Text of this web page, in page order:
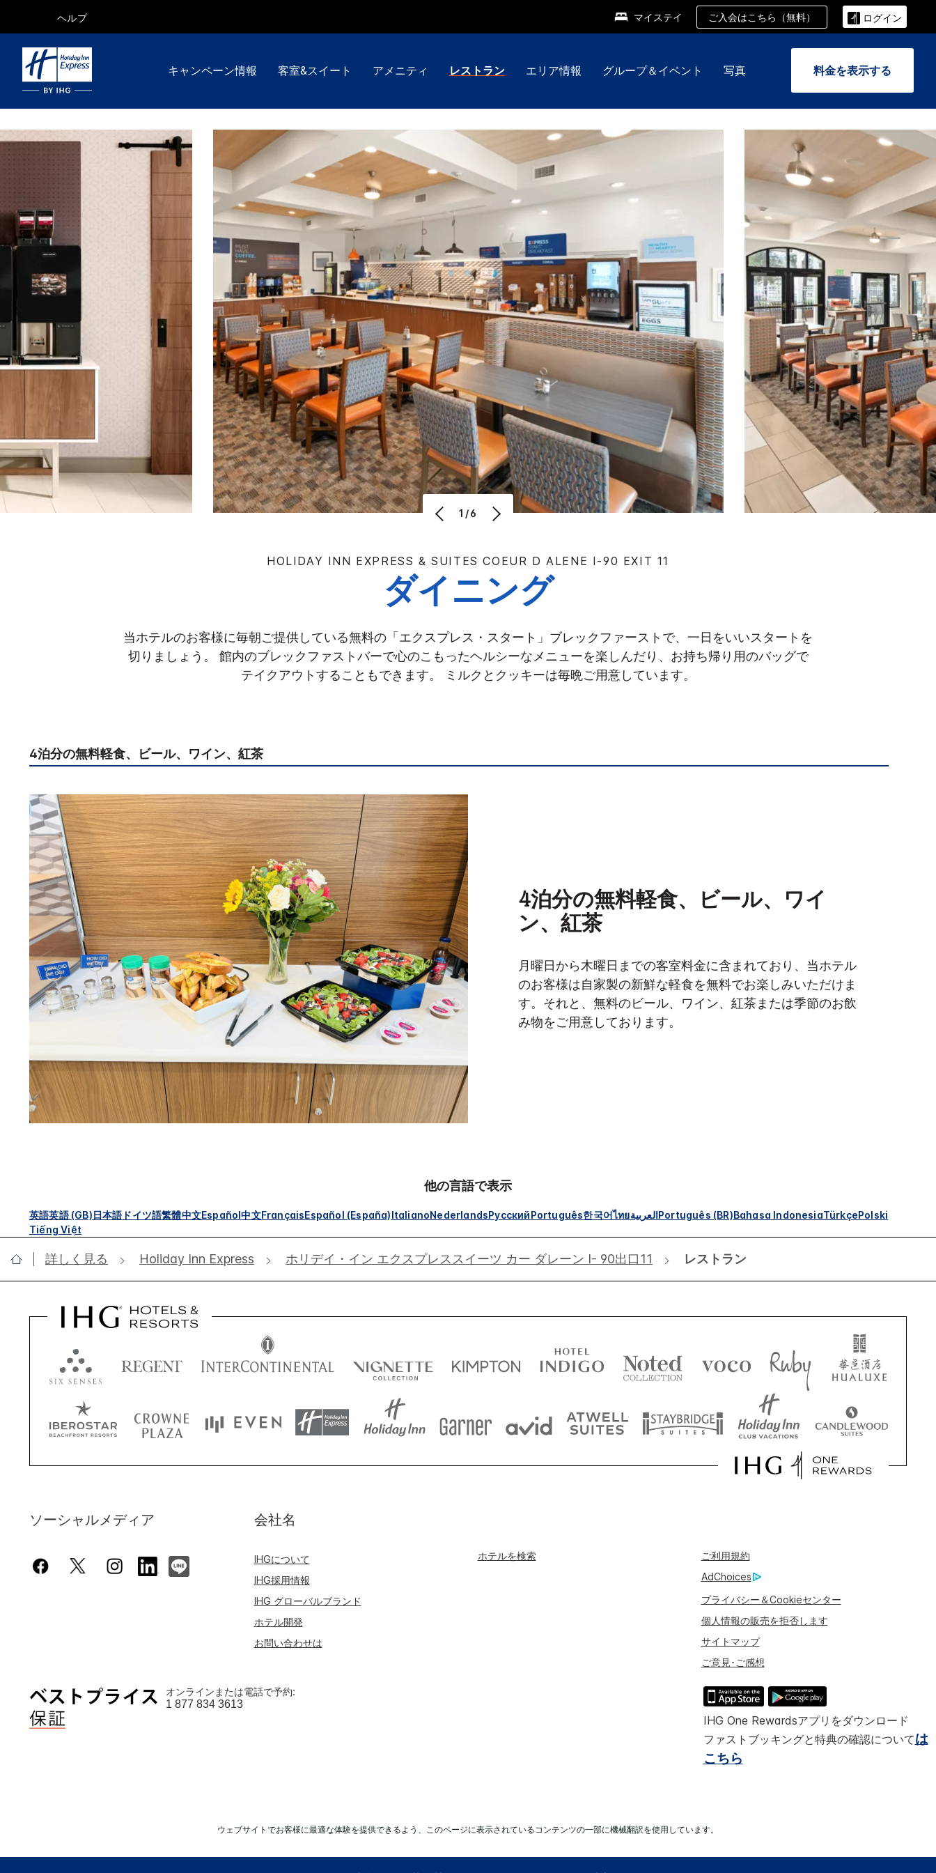
ヘルプ マイステイ ご入会はこちら（無料） ログイン
キャンペーン情報 客室&スイート アメニティ レストラン エリア情報 グループ＆イベント 写真 料金を表示する
1/6
HOLIDAY INN EXPRESS & SUITES COEUR D ALENE I-90 EXIT 11
ダイニング
当ホテルのお客様に毎朝ご提供している無料の「エクスプレス・スタート」ブレックファーストで、一日をいいスタートを
切りましょう。 館内のブレックファストバーで心のこもったヘルシーなメニューを楽しんだり、お持ち帰り用のバッグで
テイクアウトすることもできます。 ミルクとクッキーは毎晩ご用意しています。
4泊分の無料軽食、ビール、ワイン、紅茶
4泊分の無料軽食、ビール、ワイ
ン、紅茶
月曜日から木曜日までの客室料金に含まれており、当ホテル
のお客様は自家製の新鮮な軽食を無料でお楽しみいただけま
す。それと、無料のビール、ワイン、紅茶または季節のお飲
み物をご用意しております。
他の言語で表示
英語英語 (GB)日本語 ドイツ語繁體中文Español中文FrançaisEspañol (España)ItalianoNederlandsРусскийPortuguês한국어ไทยالعربيةPortuguês (BR)Bahasa IndonesiaTürkçePolski
Tiếng Việt
詳しく見る Holiday Inn Express ホリデイ・イン エクスプレススイーツ カー ダレーン I- 90出口11 レストラン
ソーシャルメディア 会社名
IHGについて
IHG採用情報
IHG グローバルブランド
ホテル開発
お問い合わせは
ホテルを検索
ご利用規約
AdChoices
プライバシー＆Cookieセンター
個人情報の販売を拒否します
サイトマップ
ご意見･ご感想
オンラインまたは電話で予約:
1 877 834 3613
IHG One Rewardsアプリをダウンロード
ファストブッキングと特典の確認については
こちら
ウェブサイトでお客様に最適な体験を提供できるよう、このページに表示されているコンテンツの一部に機械翻訳を使用しています。